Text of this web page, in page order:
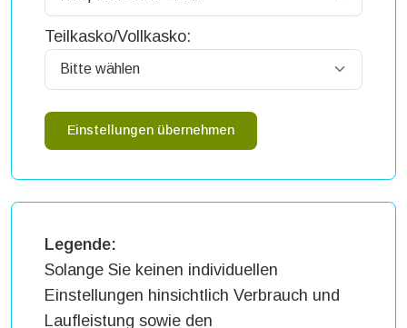
Teilkasko/Vollkasko:
Einstellungen übernehmen
Legende:
Solange Sie keinen individuellen
Einstellungen hinsichtlich Verbrauch und
Laufleistung sowie den